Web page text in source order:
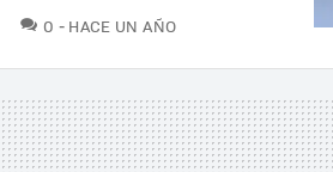
0 COMENTARIOS
HACE UN AÑO